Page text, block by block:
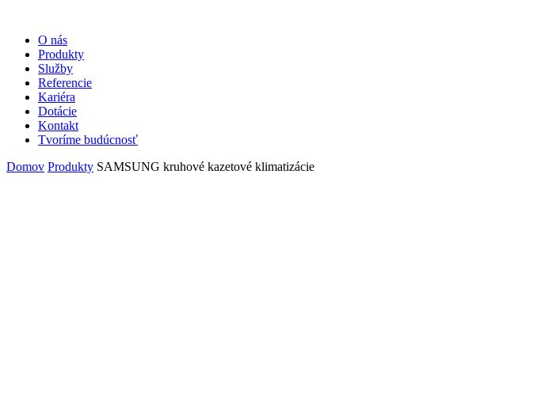
O nás
Produkty
Služby
Referencie
Kariéra
Dotácie
Kontakt
Tvoríme budúcnosť
Domov Produkty SAMSUNG kruhové kazetové klimatizácie